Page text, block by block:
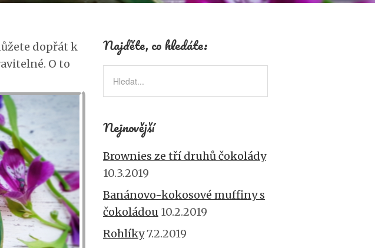
dopřát k
O to
Najděte, co hledáte:
Nejnovější
Brownies ze tří druhů čokolády
10.3.2019
Banánovo-kokosové muffiny s
čokoládou 10.2.2019
Rohlíky7.2.2019